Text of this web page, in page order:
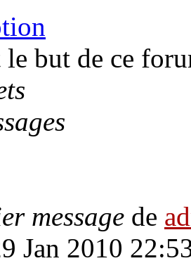
le but de ce
message de
Jan 2010